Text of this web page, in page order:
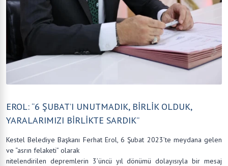
EROL: “6 ŞUBAT’I UNUTMADIK, BİRLİK OLDUK,
YARALARIMIZI BİRLİKTE SARDIK”
Kestel Belediye Başkanı Ferhat Erol, 6 Şubat 2023’te meydana gelen
ve “asrın felaketi” olarak
nitelendirilen depremlerin 3’üncü yıl dönümü dolayısıyla bir mesaj